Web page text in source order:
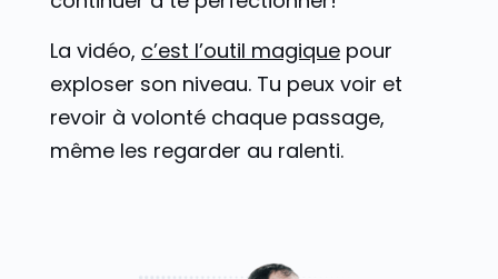
La vidéo, c’est l’outil magique pour
exploser son niveau. Tu peux voir et
revoir à volonté chaque passage,
même les regarder au ralenti.